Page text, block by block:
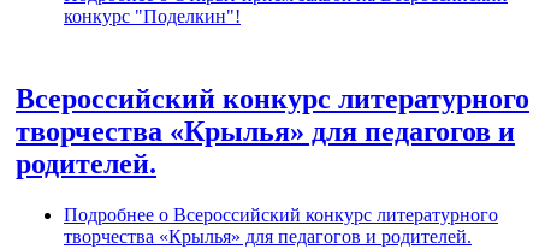
конкурс "Поделкин"!
Всероссийский конкурс литературного
творчества «Крылья» для педагогов и
родителей.
Подробнее о Всероссийский конкурс литературного
творчества «Крылья» для педагогов и родителей.